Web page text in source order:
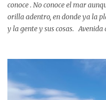
conoce . No conoce el mar
orilla adentro, en donde ya la
y la gente y sus cosas.
vez que aparta la vista del
Y cuando no es su dueño es el
todas partes, que forma